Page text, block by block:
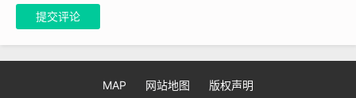
提交评论
MAP 网站地图 版权声明